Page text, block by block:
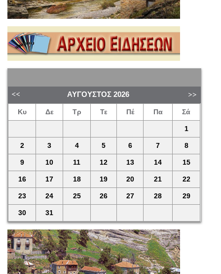
ΑΎΓΟΥΣΤΟΣ 2026
Κυ Δε Τρ Τε Πέ Πα Σά
1
2 3 4 5 6 7 8
9 10 11 12 13 14 15
16 17 18 19 20 21 22
23 24 25 26 27 28 29
30 31